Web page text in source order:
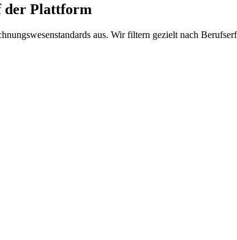
der Plattform
aus. Wir filtern gezielt nach